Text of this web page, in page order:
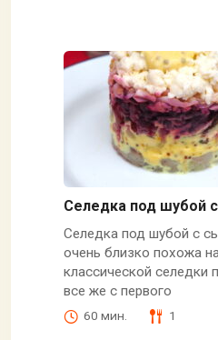
Селедка под шубой
Селедка под шубой с
очень близко похожа
классической селедки
все же с первого
60 мин. 1